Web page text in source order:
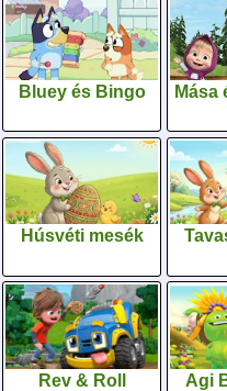
Bluey és Bingo Mása
Húsvéti mesék
Rev & Roll
Agi